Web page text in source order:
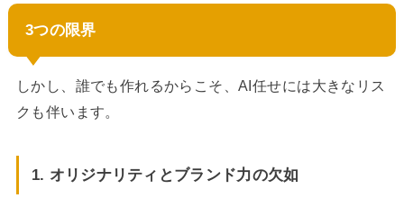
3つの限界
しかし、誰でも作れるからこそ、AI任せには大きなリス
クも伴います。
1. オリジナリティとブランド力の欠如